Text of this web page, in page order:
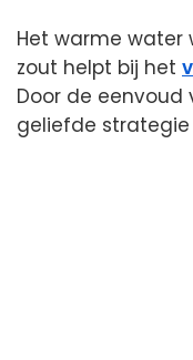
Het warme water
zout helpt bij het
Door de
geliefde